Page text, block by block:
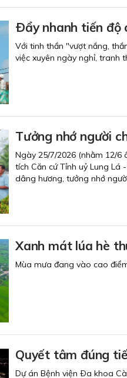
Ðẩy nhanh tiến độ
Với tinh thần "vượt nắng,
việc xuyên ngày nghỉ, tranh
Tưởng nhớ người
Ngày 25/7/2026 (nhằm 12/6
tích Căn cứ Tỉnh uỷ Lung
dâng hương, tưởng nhớ
Xanh mát lúa hè
Mùa mưa đang vào cao
Quyết tâm đúng
Dự án Bệnh viện Ða khoa